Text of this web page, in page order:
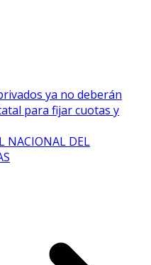
ya no deberán
para fijar cuotas y
NACIONAL DEL